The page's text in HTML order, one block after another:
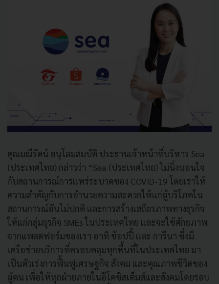
คุณมณีรัตน์ อนุโลมสมบัติ ประธานเจ้าหน้าที่บริหาร Sea
(ประเทศไทย) กล่าวว่า “Sea (ประเทศไทย) ไม่นิ่งนอนใจ
กับสถานการณ์การแพร่ระบาดของ COVID-19 โดยเราให้
ความสำคัญกับการอำนวยความสะดวกให้แก่ผู้บริโภคใน
สถานการณ์อันไม่ปกติ และการสร้างเสถียรภาพทางธุรกิจ
ให้แก่กลุ่มธุรกิจ SMEs ในประเทศไทย และจะใช้ศักยภาพ
จากแพลตฟอร์มของเรา อาทิ ช้อปปี้ และ การีนา ซึ่งมี
เครือข่ายบริการที่ครอบคลุมทุกพื้นที่ในประเทศไทย มา
เป็นตัวเร่งการฟื้นฟูเศรษฐกิจ สังคม และคุณภาพชีวิตของ
ผู้คน เพื่อให้ทุกฝ่ายภายในอีโคซิสเต็มส์และสังคมโดยรอบ